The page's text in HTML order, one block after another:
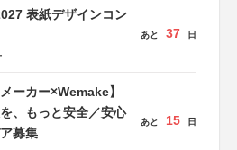
表紙デザインコン
あと 37 日
ーカー×Wemake】
、もっと安全／安心
募集
あと 15 日